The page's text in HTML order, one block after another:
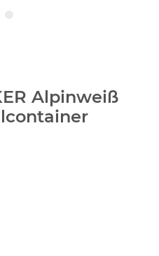
Alpinweiß